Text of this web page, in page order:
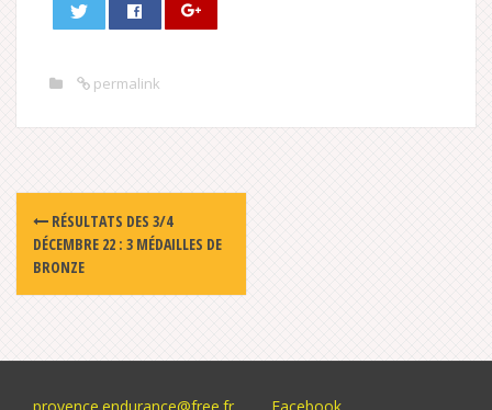
permalink
Post
navigation
RÉSULTATS DES 3/4
DÉCEMBRE 22 : 3 MÉDAILLES DE
BRONZE